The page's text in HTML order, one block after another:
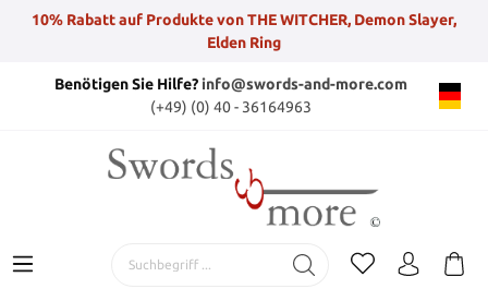
10% Rabatt auf Produkte von THE WITCHER, Demon Slayer,
Elden Ring
Benötigen Sie Hilfe?info@swords-and-more.com
(+49) (0) 40 - 36164963